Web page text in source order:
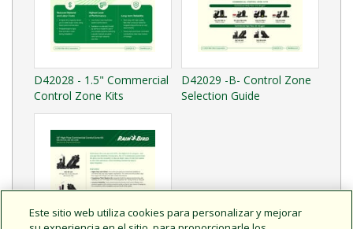
D42028 - 1.5" Commercial
Control Zone Kits
D42029 -B- Control Zone
Selection Guide
Este sitio web utiliza cookies para personalizar y mejorar